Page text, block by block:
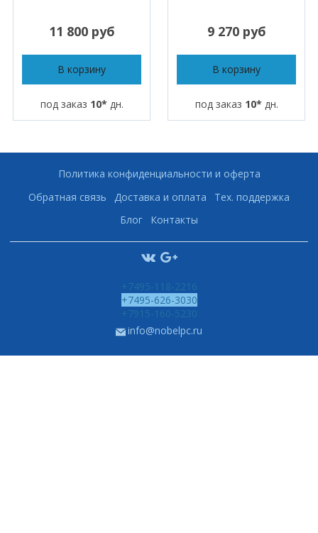
11 800 руб
В корзину
под заказ 10* дн.
9 270 руб
В корзину
под заказ 10* дн.
Политика конфиденциальности и оферта
Обратная связь
Доставка и оплата
Тех. поддержка
Блог
Контакты
+7495-118-2216
+7495-626-3030
+7915-160-5230
info@nobelpc.ru